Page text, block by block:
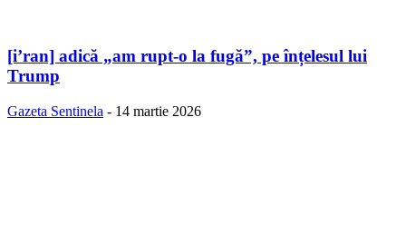
[i’ran] adică „am rupt-o la fugă”, pe înțelesul lui
Trump
Gazeta Sentinela - 14 martie 2026